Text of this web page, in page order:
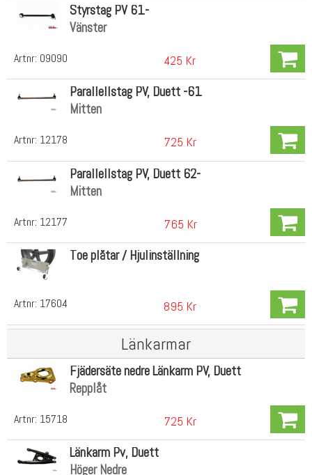
Artnr: 09090
Styrstag PV 61-
Vänster
425 Kr
Artnr: 12178
Parallellstag PV, Duett -61
Mitten
725 Kr
Artnr: 12177
Parallellstag PV, Duett 62-
Mitten
765 Kr
Artnr: 17604
Toe plåtar / Hjulinställning
895 Kr
Länkarmar
Artnr: 15718
Fjädersäte nedre Länkarm PV, Duett
Repplåt
725 Kr
Länkarm Pv, Duett
Höger Nedre